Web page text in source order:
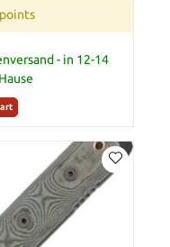
- in 12-14